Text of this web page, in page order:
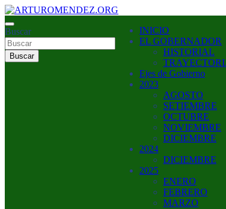
Saltar
al
contenido
ARTUROMENDEZ.ORG
ARTURO MENDEZ GOBERNADOR 2023
Buscar
Buscar
INICIO
EL GOBERNADOR
HISTORIAL
Ejes de Gobierno
2023
AGOSTO
SETIEMBRE
OCTUBRE
NOVIEMBRE
DICIEMBRE
2024
DICIEMBRE
2025
ENERO
FEBRERO
MARZO